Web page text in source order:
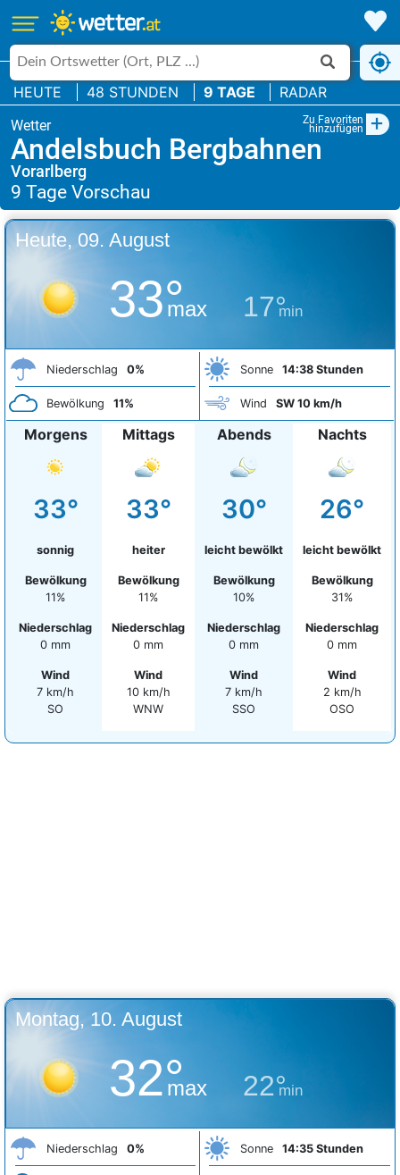
HEUTE 48 STUNDEN 9 TAGE RADAR
Zu Favoriten
hinzufügen +
Andelsbuch Bergbahnen
Vorarlberg
Heute, 09. August
33°
max 17°
min
Niederschlag 0%
Bewölkung 11%
Sonne 14:38 Stunden
Wind SW 10 km/h
Morgens
33°
sonnig
Bewölkung
11%
Niederschlag
0 mm
Wind
7 km/h
SO
Mittags
33°
heiter
Bewölkung
11%
Niederschlag
0 mm
Wind
10 km/h
WNW
Abends
30°
leicht bewölkt
Bewölkung
10%
Niederschlag
0 mm
Wind
7 km/h
SSO
Nachts
26°
leicht bewölkt
Bewölkung
31%
Niederschlag
0 mm
Wind
2 km/h
OSO
Montag, 10. August
32°
max 22°
min
Niederschlag 0% Sonne 14:35 Stunden